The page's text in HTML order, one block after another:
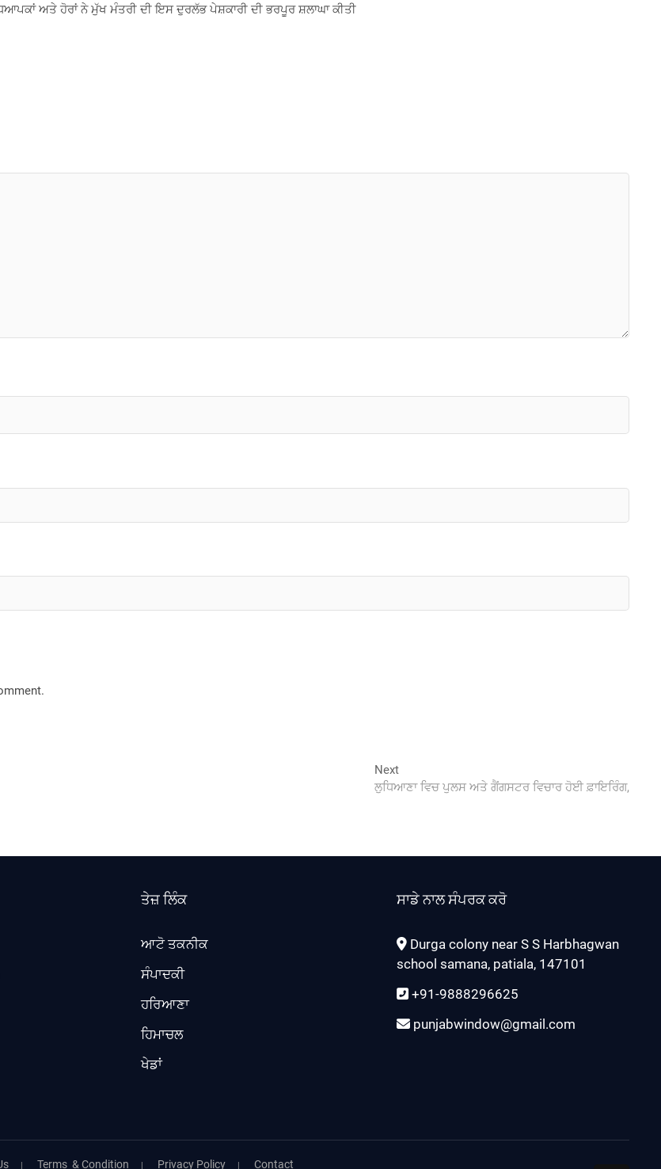
ਅਤੇ ਹੋਰਾਂ ਨੇ ਮੁੱਖ ਮੰਤਰੀ ਦੀ ਇਸ ਦੁਰਲੱਭ ਪੇਸ਼ਕਾਰੀ ਦੀ ਭਰਪੂਰ ਸ਼ਲਾਘਾ ਕੀਤੀ
NextNext
post:
ਲੁਧਿਆਣਾ ਵਿਚ ਪੁਲਸ ਅਤੇ ਗੈਂਗਸਟਰ ਵਿਚਾਰ ਹੋਈ ਫ਼ਾਇਰਿੰਗ,
ਤੇਜ਼ ਲਿੰਕ
ਆਟੋ ਤਕਨੀਕ
ਸੰਪਾਦਕੀ
ਹਰਿਆਣਾ
ਹਿਮਾਚਲ
ਖੇਡਾਂ
ਸਾਡੇ ਨਾਲ ਸੰਪਰਕ ਕਰੋ
Durga colony near S S Harbhagwan
school samana, patiala, 147101
+91-9888296625
punjabwindow@gmail.com
Terms & Condition Privacy Policy Contact